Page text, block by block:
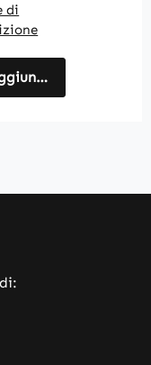
di
al carrello